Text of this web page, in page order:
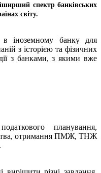
спектр банківських
світу.
в іноземному банку для
з історією та фізичних
з банками, з якими вже
планування,
отримання ПМЖ, ТНЖ